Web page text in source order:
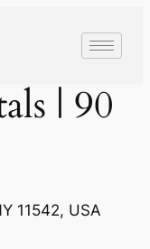
| 90
11542, USA